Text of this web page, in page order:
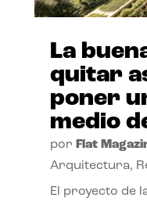
La
quitar
poner
medio
por Flat
Arquitectura,
El proyecto de